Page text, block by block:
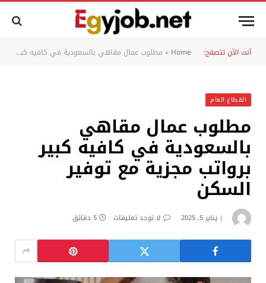
أنت الآن تتصفح: Home
» مطلوب عمال مقاهي بالسعودية في كافيه كبير برواتب مجزية مع توفير السكن
القطاع العام
مطلوب عمال مقاهي
بالسعودية في كافيه كبير
برواتب مجزية مع توفير
السكن
يناير 5, 2025 لا توجد تعليقات 5 دقائق